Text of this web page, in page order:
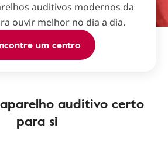
auditivos modernos da
ouvir melhor no dia a dia.
um centro
auditivo certo
para si